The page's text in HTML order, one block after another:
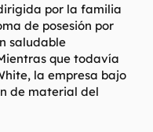
por la familia
de posesión por
saludable
que todavía
la empresa bajo
de material del